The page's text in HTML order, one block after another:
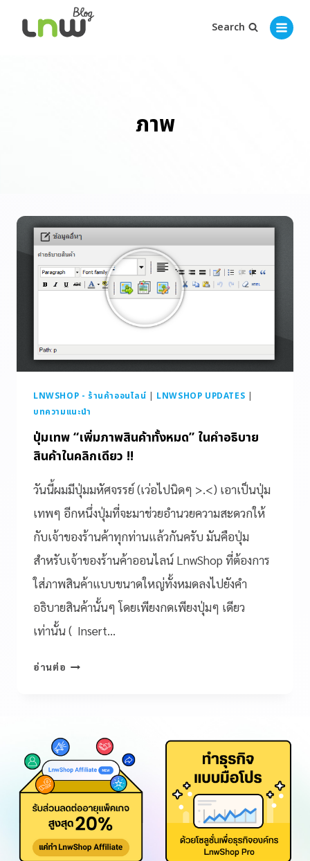
Search
ภาพ
LNWSHOP - ร้านค้าออนไลน์ | LNWSHOP UPDATES |
บทความแนะนำ
ปุ่มเทพ “เพิ่มภาพสินค้าทั้งหมด” ในคำอธิบาย
สินค้าในคลิกเดียว !!
วันนี้ผมมีปุ่มมหัศจรรย์ (เว่อไปนิดๆ >.<) เอาเป็นปุ่ม
เทพๆ อีกหนึ่งปุ่มที่จะมาช่วยอำนวยความสะดวกให้
กับเจ้าของร้านค้าทุกท่านแล้วกันครับ มันคือปุ่ม
สำหรับเจ้าของร้านค้าออนไลน์ LnwShop ที่ต้องการ
ใส่ภาพสินค้าแบบขนาดใหญ่ทั้งหมดลงไปยังคำ
อธิบายสินค้านั้นๆ โดยเพียงกดเพียงปุ่มๆ เดียว
เท่านั้น ( Insert…
อ่านต่อ